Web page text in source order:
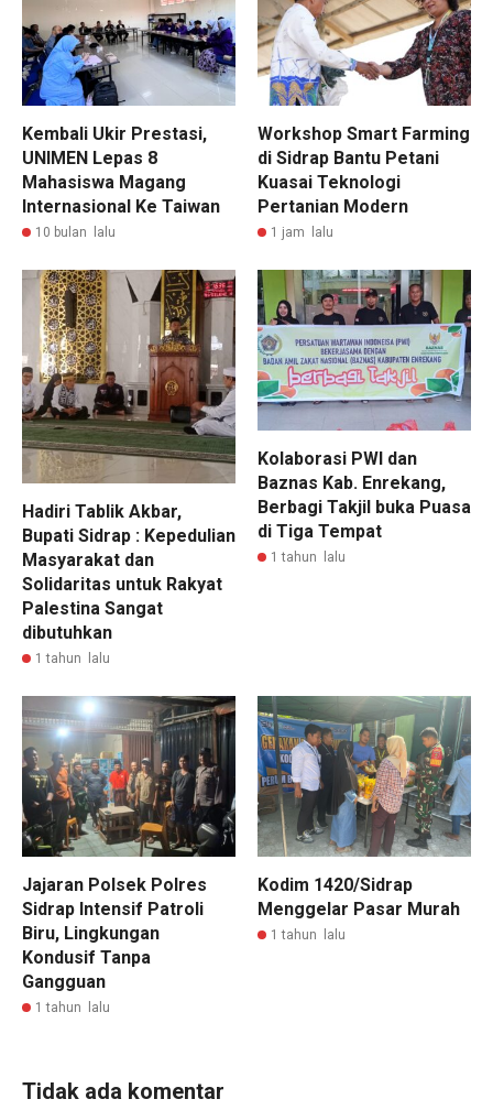
Kembali Ukir Prestasi,
UNIMEN Lepas 8
Mahasiswa Magang
Internasional Ke Taiwan
10 bulan lalu
Workshop Smart Farming
di Sidrap Bantu Petani
Kuasai Teknologi
Pertanian Modern
1 jam lalu
Hadiri Tablik Akbar,
Bupati Sidrap : Kepedulian
Masyarakat dan
Solidaritas untuk Rakyat
Palestina Sangat
dibutuhkan
1 tahun lalu
Kolaborasi PWI dan
Baznas Kab. Enrekang,
Berbagi Takjil buka Puasa
di Tiga Tempat
1 tahun lalu
Jajaran Polsek Polres
Sidrap Intensif Patroli
Biru, Lingkungan
Kondusif Tanpa
Gangguan
1 tahun lalu
Kodim 1420/Sidrap
Menggelar Pasar Murah
1 tahun lalu
Tidak ada komentar